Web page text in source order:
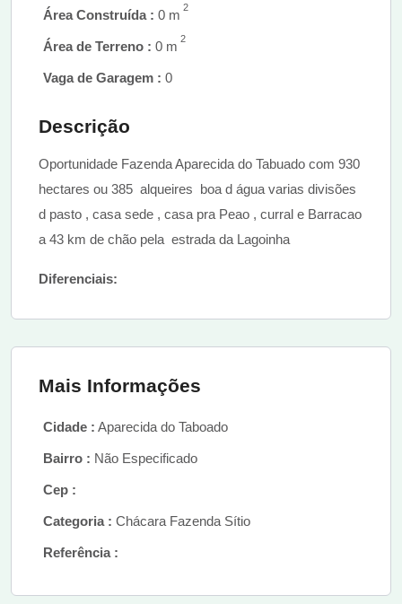
Área Construída : 0 m 2
Área de Terreno : 0 m 2
Vaga de Garagem : 0
Descrição
Oportunidade Fazenda Aparecida do Tabuado com 930
hectares ou 385 alqueires boa d água varias divisões
d pasto , casa sede , casa pra Peao , curral e Barracao
a 43 km de chão pela estrada da Lagoinha
Diferenciais:
Mais Informações
Cidade : Aparecida do Taboado
Bairro : Não Especificado
Cep :
Categoria : Chácara Fazenda Sítio
Referência :